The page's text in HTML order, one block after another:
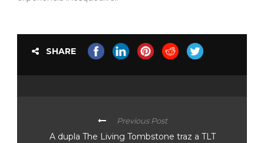
SHARE
Previous Post
A dupla The Living Tombstone traz a TLT